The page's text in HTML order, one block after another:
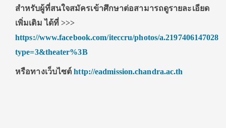
สำหรับผู้ที่สนใจสมัครเข้าศึกษาต่อสามารถดูรายละเอียด
เพิ่มเติม ได้ที่>>>
https://www.facebook.com/iteccru/photos/
type=3&theater%3B
หรือทางเว็บไซต์http://eadmission.chandra.ac.th